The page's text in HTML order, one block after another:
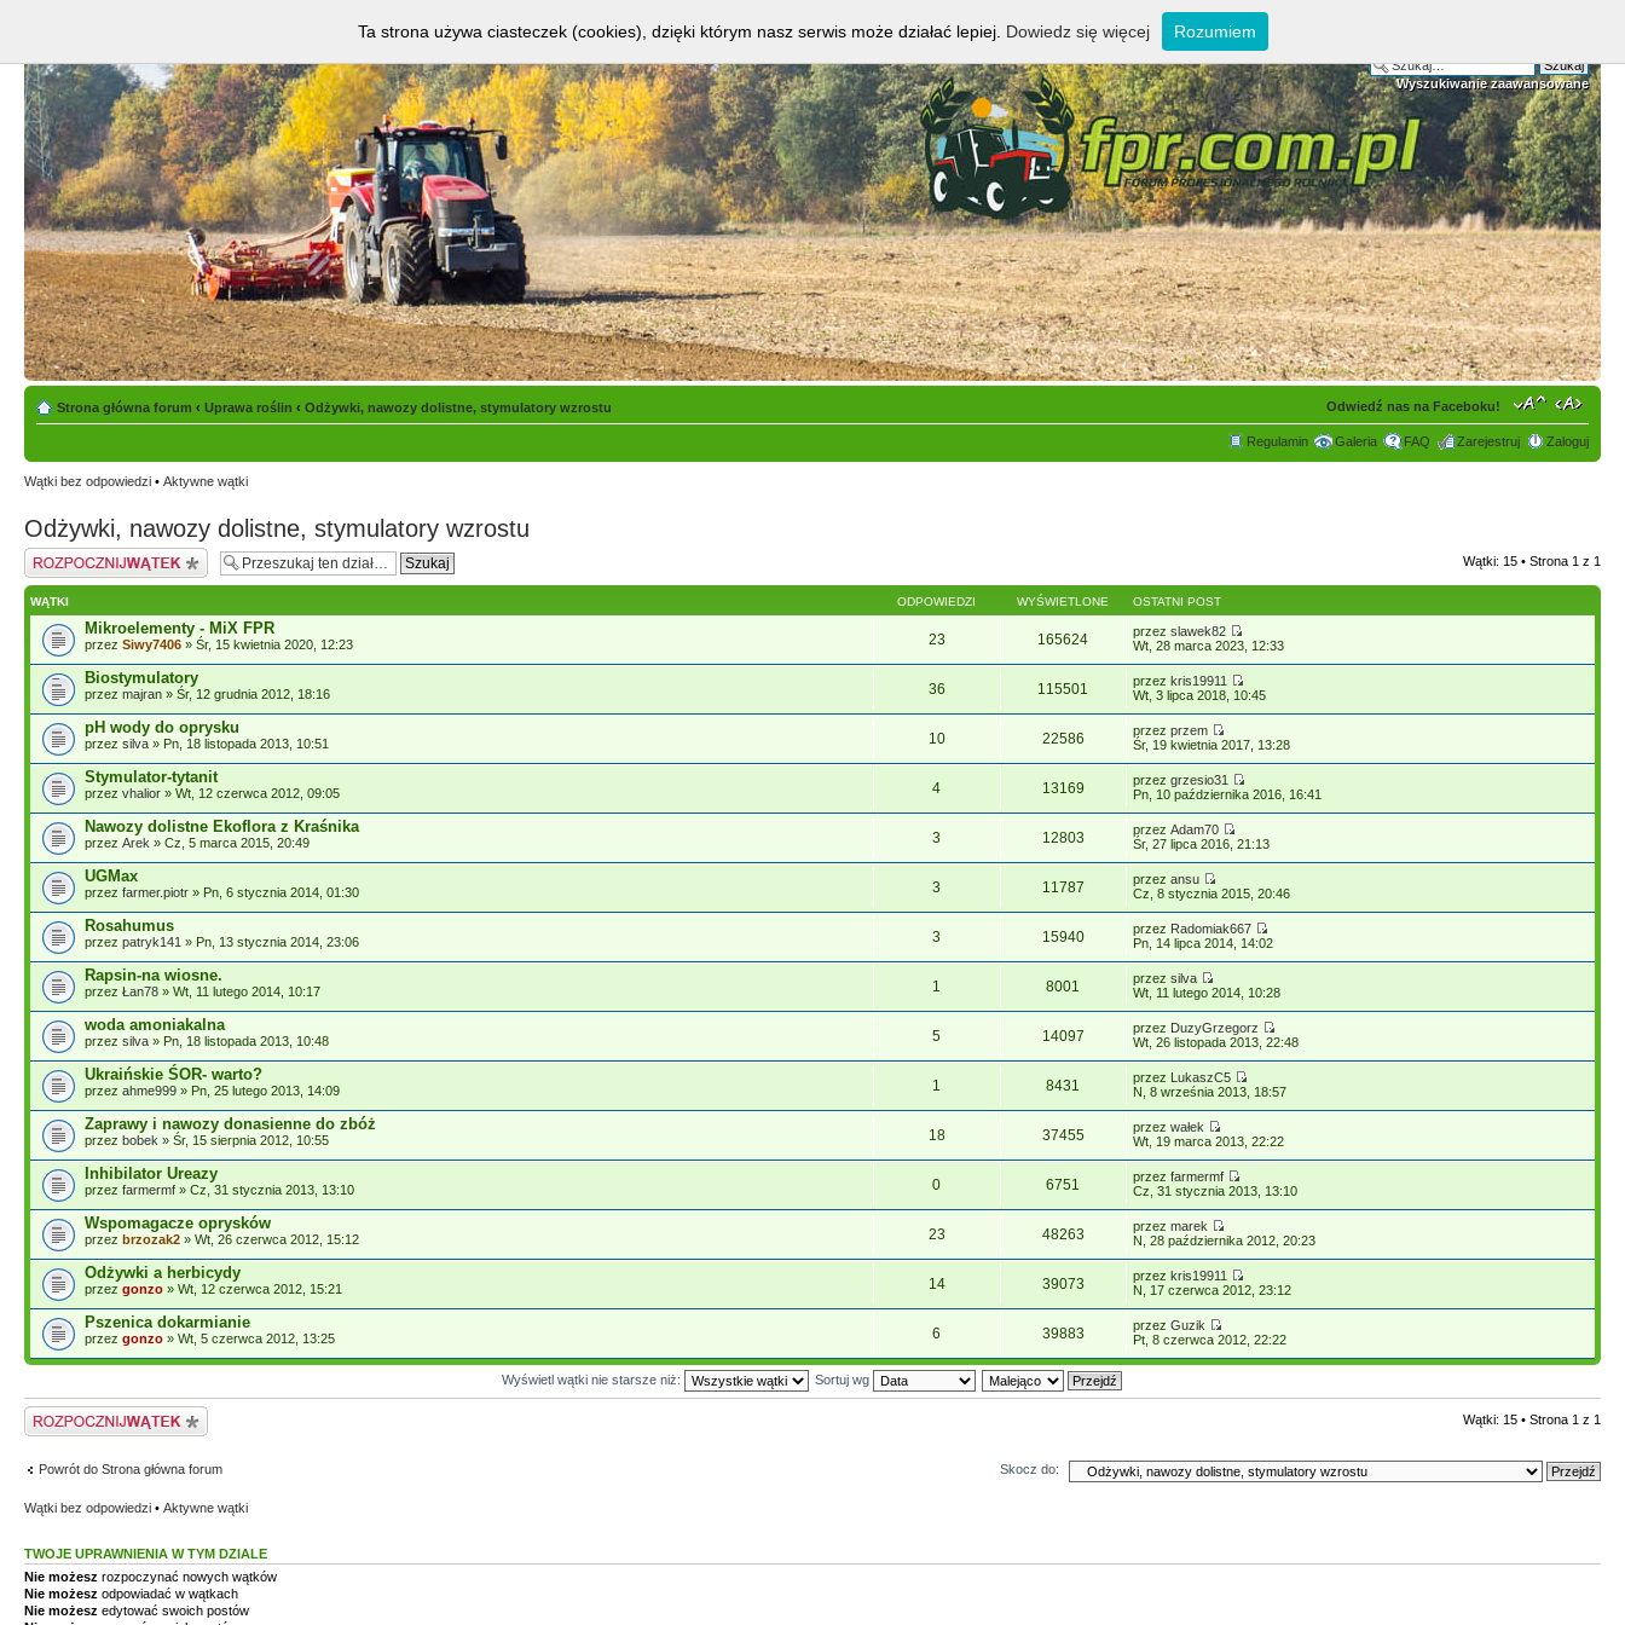
Wyszukiwanie zaawansowane
Strona główna forum ‹ Uprawa roślin ‹ Odżywki, nawozy dolistne, stymulatory wzrostu Odwiedź nas na Faceboku!
Regulamin Galeria FAQ Zarejestruj Zaloguj
Wątki bez odpowiedzi • Aktywne wątki
Odżywki, nawozy dolistne, stymulatory wzrostu
Napisz wątek Wątki: 15 • Strona 1 z 1
WĄTKI ODPOWIEDZI WYŚWIETLONE OSTATNI POST
Mikroelementy - MiX FPR
przez Siwy7406 » Śr, 15 kwietnia 2020, 12:23 23 165624 przezslawek82
Wt, 28 marca 2023, 12:33
Biostymulatory
przez majran » Śr, 12 grudnia 2012, 18:16 36 115501 przezkris19911
Wt, 3 lipca 2018, 10:45
pH wody do oprysku
przez silva » Pn, 18 listopada 2013, 10:51 10 22586 przezprzem
Śr, 19 kwietnia 2017, 13:28
Stymulator-tytanit
przez vhalior » Wt, 12 czerwca 2012, 09:05 4 13169 przezgrzesio31
Pn, 10 października 2016, 16:41
Nawozy dolistne Ekoflora z Kraśnika
przez Arek » Cz, 5 marca 2015, 20:49 3 12803 przezAdam70
Śr, 27 lipca 2016, 21:13
UGMax
przez farmer.piotr » Pn, 6 stycznia 2014, 01:30 3 11787 przezansu
Cz, 8 stycznia 2015, 20:46
Rosahumus
przez patryk141 » Pn, 13 stycznia 2014, 23:06 3 15940 przez Radomiak667
Pn, 14 lipca 2014, 14:02
Rapsin-na wiosne.
przez Łan78 » Wt, 11 lutego 2014, 10:17 1 8001 przezsilva
Wt, 11 lutego 2014, 10:28
woda amoniakalna
przez silva » Pn, 18 listopada 2013, 10:48 5 14097 przez DuzyGrzegorz
Wt, 26 listopada 2013, 22:48
Ukraińskie ŚOR- warto?
przez ahme999 » Pn, 25 lutego 2013, 14:09 1 8431 przez LukaszC5
N, 8 września 2013, 18:57
Zaprawy i nawozy donasienne do zbóż
przez bobek » Śr, 15 sierpnia 2012, 10:55 18 37455 przezwałek
Wt, 19 marca 2013, 22:22
Inhibilator Ureazy
przez farmermf » Cz, 31 stycznia 2013, 13:10 0 6751 przezfarmermf
Cz, 31 stycznia 2013, 13:10
Wspomagacze oprysków
przez brzozak2 » Wt, 26 czerwca 2012, 15:12 23 48263 przezmarek
N, 28 października 2012, 20:23
Odżywki a herbicydy
przez gonzo » Wt, 12 czerwca 2012, 15:21 14 39073 przezkris19911
N, 17 czerwca 2012, 23:12
Pszenica dokarmianie
przez gonzo » Wt, 5 czerwca 2012, 13:25 6 39883 przezGuzik
Pt, 8 czerwca 2012, 22:22
Wyświetl wątki nie starsze niż: Sortuj wg
Napisz wątek Wątki: 15 • Strona 1 z 1
Powrót do Strona główna forum Skocz do:
Wątki bez odpowiedzi • Aktywne wątki
TWOJE UPRAWNIENIA W TYM DZIALE
Nie możesz rozpoczynać nowych wątków
Nie możesz odpowiadać w wątkach
Nie możesz edytować swoich postów
Ta strona używa ciasteczek (cookies), dzięki którym nasz serwis może działać lepiej. Dowiedz się więcej Rozumiem